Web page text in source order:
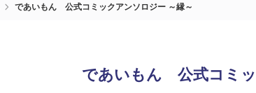
であいもん 公式コミックアンソロジー ～縁～
であいもん 公式コミ